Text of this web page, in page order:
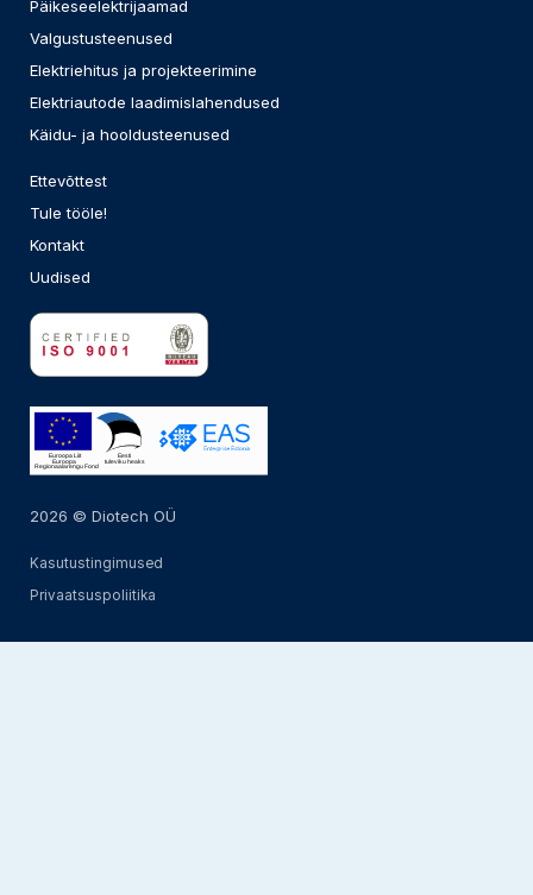
Päikeseelektrijaamad
Valgustusteenused
Elektriehitus ja projekteerimine
Elektriautode laadimislahendused
Käidu- ja hooldusteenused
Ettevõttest
Tule tööle!
Kontakt
Uudised
2026 © Diotech OÜ
Kasutustingimused
Privaatsuspoliitika